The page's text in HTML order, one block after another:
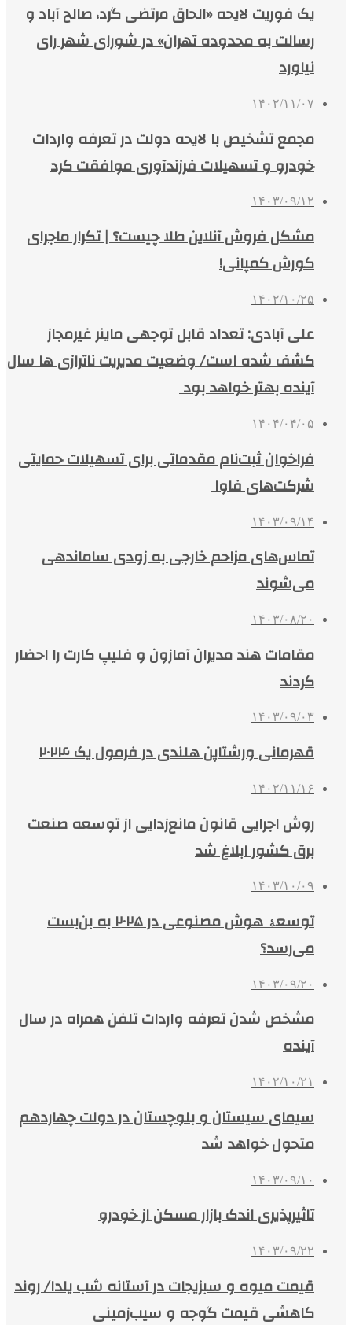
یک فوریت لایحه «الحاق مرتضی گرد، صالح آباد و
رسالت به محدوده تهران» در شورای شهر رای
نیاورد
۱۴۰۲/۱۱/۰۷
مجمع تشخیص با لایحه دولت در تعرفه واردات
خودرو و تسهیلات فرزندآوری موافقت کرد
۱۴۰۳/۰۹/۱۲
مشکل فروش آنلاین طلا چیست؟ | تکرار ماجرای
کورش کمپانی!
۱۴۰۲/۱۰/۲۵
علی آبادی: تعداد قابل توجهی ماینر غیرمجاز
کشف شده است/ وضعیت مدیریت ناترازی ها سال
آینده بهتر خواهد بود
۱۴۰۴/۰۴/۰۵
فراخوان ثبت‌نام مقدماتی برای تسهیلات حمایتی
شرکت‌های فاوا
۱۴۰۳/۰۹/۱۴
تماس‌های مزاحم خارجی به زودی ساماندهی
می‌شوند
۱۴۰۳/۰۸/۲۰
مقامات هند مدیران آمازون و فلیپ کارت را احضار
کردند
۱۴۰۳/۰۹/۰۳
قهرمانی ورشتاپن هلندی در فرمول یک ۲۰۲۴
۱۴۰۲/۱۱/۱۶
روش اجرایی قانون مانع‌زدایی از توسعه صنعت
برق کشور ابلاغ شد
۱۴۰۳/۱۰/۰۹
توسعۀ هوش مصنوعی در ۲۰۲۵ به بن‌بست
می‌رسد؟
۱۴۰۳/۰۹/۲۰
مشخص شدن تعرفه واردات تلفن همراه در سال
آینده
۱۴۰۲/۱۰/۲۱
سیمای سیستان و بلوچستان در دولت چهاردهم
متحول خواهد شد
۱۴۰۳/۰۹/۱۰
تاثیرپذیری اندک بازار مسکن از خودرو
۱۴۰۳/۰۹/۲۲
قیمت میوه و سبزیجات در آستانه شب یلدا/ روند
کاهشی قیمت گوجه و سیب‌زمینی